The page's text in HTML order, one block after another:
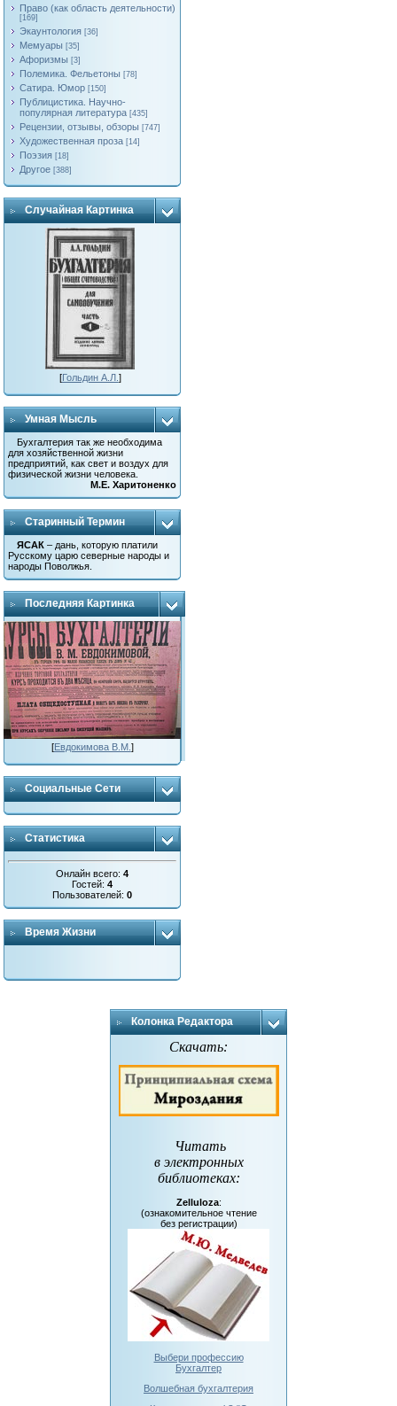
Право (как область деятельности)
[169]
Экаунтология [36]
Мемуары [35]
Афоризмы [3]
Полемика. Фельетоны [78]
Сатира. Юмор [150]
Публицистика. Научно-
популярная литература [435]
Рецензии, отзывы, обзоры [747]
Художественная проза [14]
Поэзия [18]
Другое [388]
Случайная Картинка
[Гольдин А.Л. ]
Умная Мысль
Бухгалтерия так же необходима
для хозяйственной жизни
предприятий, как свет и воздух для
физической жизни человека.
М.Е. Харитоненко
Старинный Термин
ЯСАК – дань, которую платили
Русскому царю северные народы и
народы Поволжья.
Последняя Картинка
[Евдокимова В.М. ]
Социальные Сети
Статистика
Онлайн всего:4
Гостей:4
Пользователей:0
Время Жизни
Колонка Редактора
Скачать:
Читать
в электронных
библиотеках:
Zelluloza:
(ознакомительное чтение
без регистрации)
Выбери профессию
Бухгалтер
Волшебная бухгалтерия